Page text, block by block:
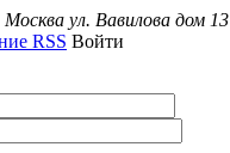
Москва ул. Вавилова дом 13
RSS Войти